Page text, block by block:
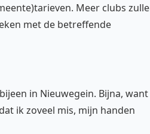
Meer clubs
met de betreffende
in Nieuwegein. Bijna, want
ik zoveel mis, mijn handen